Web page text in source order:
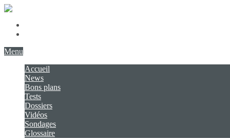
Menu
Accueil
News
Bons plans
Tests
Dossiers
Vidéos
Sondages
Glossaire